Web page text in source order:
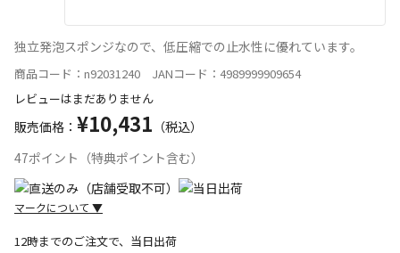
独立発泡スポンジなので、低圧縮での止水性に優れています。
商品コード：n92031240 JANコード：4989999909654
レビューはまだありません
販売価格： ¥10,431 （税込）
47ポイント（特典ポイント含む）
マークについて ▼
12時までのご注文で、当日出荷